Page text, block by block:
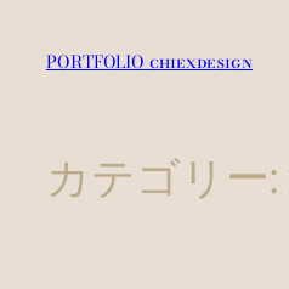
PORTFOLIO chiexdesign
カテゴリー: